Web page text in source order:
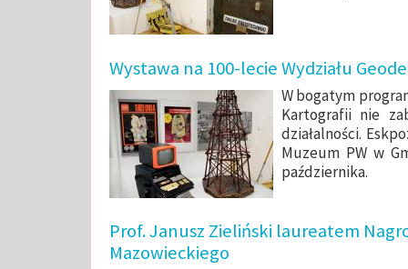
Wystawa na 100-lecie Wydziału
W bogatym
Kartografii nie
działalności.
Muzeum PW w
października.
Prof. Janusz Zieliński laureatem
Mazowieckiego